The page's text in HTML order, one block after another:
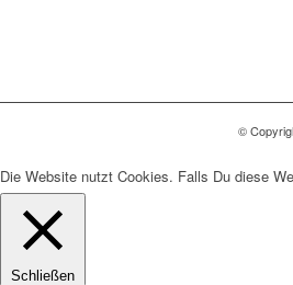
©
Die Website nutzt Cookies. Falls Du diese
Schließen